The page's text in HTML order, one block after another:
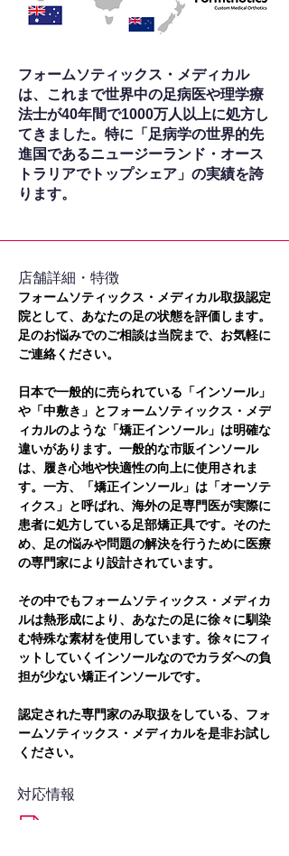
フォームソティックス・メディカル
は、これまで世界中の足病医や理学療
法士が40年間で1000万人以上に処方し
てきました。特に「足病学の世界的先
進国であるニュージーランド・オース
トラリアでトップシェア」の実績を誇
ります。
​店舗詳細・特徴
フォームソティックス・メディカル取扱認定
院として、あなたの足の状態を評価します。
足のお悩みでのご相談は当院まで、お気軽に
ご連絡ください。
日本で一般的に売られている「インソール」
や「中敷き」とフォームソティックス・メデ
ィカルのような「矯正インソール」は明確な
違いがあります。一般的な市販インソール
は、履き心地や快適性の向上に使用されま
す。一方、「矯正インソール」は「オーソテ
ィクス」と呼ばれ、海外の足専門医が実際に
患者に処方している足部矯正具です。そのた
め、足の悩みや問題の解決を行うために医療
の専門家により設計されています。
その中でもフォームソティックス・メディカ
ルは熱形成により、あなたの足に徐々に馴染
む特殊な素材を使用しています。徐々にフィ
ットしていくインソールなのでカラダへの負
担が少ない矯正インソールです。
認定された専門家のみ取扱をしている、フォ
ームソティックス・メディカルを是非お試し
ください。
対応情報